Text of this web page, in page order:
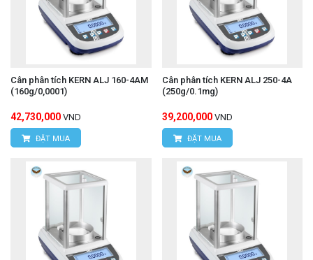
Cân phân tích KERN ALJ 160-4AM
(160g/0,0001)
42,730,000 VND
ĐẶT MUA
Cân phân tích KERN ALJ 250-4A
(250g/0.1mg)
39,200,000 VND
ĐẶT MUA